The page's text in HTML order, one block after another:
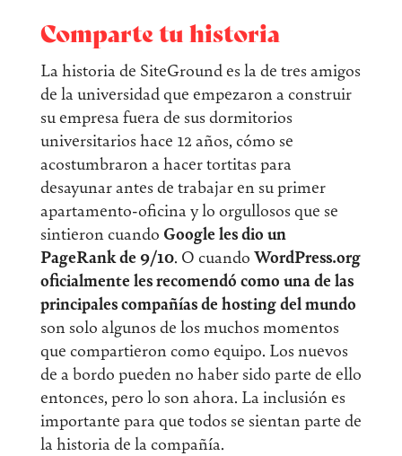
Comparte tu historia
La historia de SiteGround es la de tres amigos
de la universidad que empezaron a construir
su empresa fuera de sus dormitorios
universitarios hace 12 años, cómo se
acostumbraron a hacer tortitas para
desayunar antes de trabajar en su primer
apartamento-oficina y lo orgullosos que se
sintieron cuando Google les dio un
PageRank de 9/10. O cuando WordPress.org
oficialmente les recomendó como una de las
principales compañías de hosting del mundo
son solo algunos de los muchos momentos
que compartieron como equipo. Los nuevos
de a bordo pueden no haber sido parte de ello
entonces, pero lo son ahora. La inclusión es
importante para que todos se sientan parte de
la historia de la compañía.